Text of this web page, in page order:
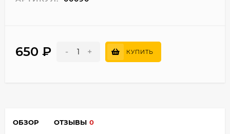
650 ₽ - + КУПИТЬ
ОБЗОР ОТЗЫВЫ 0